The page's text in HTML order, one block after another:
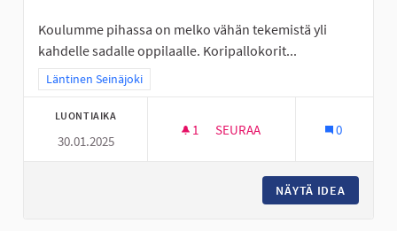
Koulumme pihassa on melko vähän tekemistä yli
kahdelle sadalle oppilaalle. Koripallokorit...
Rajaa tulokset teeman mukaan: Läntinen Seinäjoki
Läntinen Seinäjoki
LUONTIAIKA
30.01.2025
1 1 SEURAAJA
SEURAA 0
NÄYTÄ IDEA